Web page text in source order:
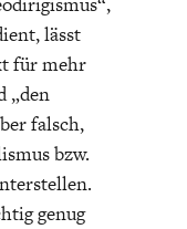
lässt
für mehr
„den
falsch,
bzw.
genug